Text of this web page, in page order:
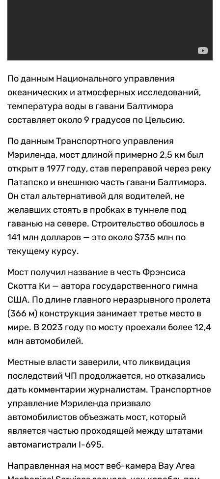
По данным Национального управления
океанических и атмосферных исследований,
температура воды в гавани Балтимора
составляет около 9 градусов по Цельсию.
По данным Транспортного управления
Мэриленда, мост длиной примерно 2,5 км был
открыт в 1977 году, став переправой через реку
Патапско и внешнюю часть гавани Балтимора.
Он стал альтернативой для водителей, не
желавших стоять в пробках в туннеле под
гаванью на севере. Строительство обошлось в
141 млн долларов — это около $735 млн по
текущему курсу.
Мост получил название в честь Фрэнсиса
Скотта Ки — автора государственного гимна
США. По длине главного неразрывного пролета
(366 м) конструкция занимает третье место в
мире. В 2023 году по мосту проехали более 12,4
млн автомобилей.
Местные власти заверили, что ликвидация
последствий ЧП продолжается, но отказались
дать комментарии журналистам. Транспортное
управление Мэриленда призвало
автомобилистов объезжать мост, который
является частью проходящей между штатами
автомагистрали I-695.
Направленная на мост веб-камера Bay Area